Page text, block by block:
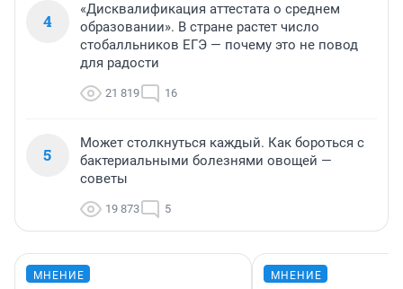
4
«Дисквалификация аттестата о среднем
образовании». В стране растет число
стобалльников ЕГЭ — почему это не повод
для радости
21 819 16
5
Может столкнуться каждый. Как бороться с
бактериальными болезнями овощей —
советы
19 873 5
МНЕНИЕ МНЕНИЕ